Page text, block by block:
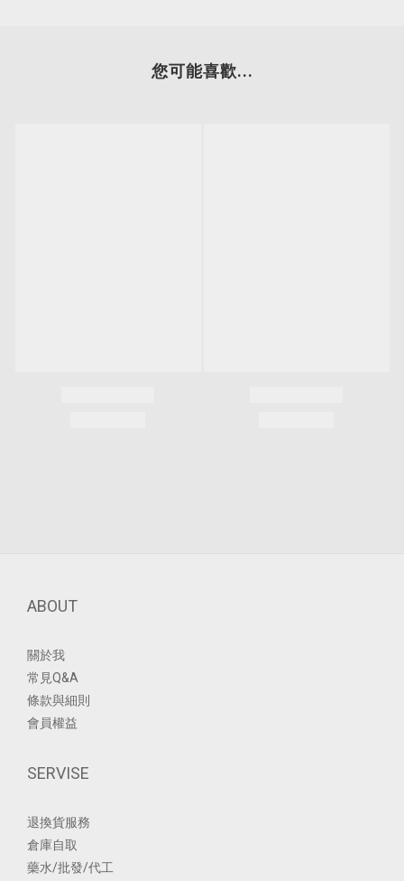
您可能喜歡...
ABOUT
關於我
常見Q&A
條款與細則
會員權益
SERVISE
退換貨服務
倉庫自取
藥水/批發/代工